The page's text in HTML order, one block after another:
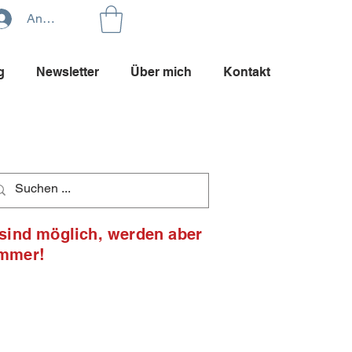
Anmelden
Newsletter Über mich Kontakt
möglich, werden aber